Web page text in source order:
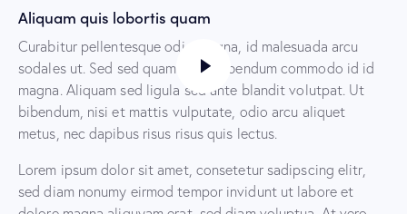
Aliquam quis lobortis quam
Curabitur pellentesque odio magna, id malesuada arcu
sodales ut. Sed sed quam ut ex bibendum commodo id id
magna. Aliquam sed ligula sed ante blandit volutpat. Ut
bibendum, nisi et mattis vulputate, odio arcu aliquet
metus, nec dapibus risus risus quis lectus.
Lorem ipsum dolor sit amet, consetetur sadipscing elitr,
sed diam nonumy eirmod tempor invidunt ut labore et